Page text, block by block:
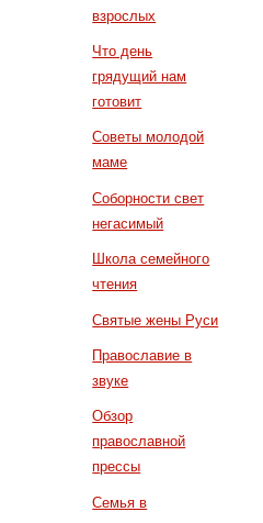
взрослых
Что день
грядущий нам
готовит
Советы молодой
маме
Соборности свет
негасимый
Школа семейного
чтения
Святые жены Руси
Православие в
звуке
Обзор
православной
прессы
Семья в